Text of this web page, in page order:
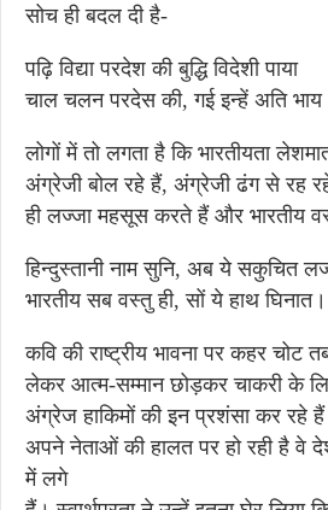
सोच ही बदल दी है-
पढ़ि विद्या परदेश की बुद्धि विदेशी पाया
चाल चलन परदेस की, गई इन्हें अति
लोगों में तो लगता है कि भारतीयता
अंग्रेजी बोल रहे हैं, अंग्रेजी ढंग से रह
ही लज्जा महसूस करते हैं और भारतीय
हिन्दुस्तानी नाम सुनि, अब ये सकुचित
भारतीय सब वस्तु ही, सों ये हाथ घिनात।
कवि की राष्ट्रीय भावना पर कहर चोट
लेकर आत्म-सम्मान छोड़कर चाकरी के
अंग्रेज हाकिमों की इन प्रशंसा कर रहे
अपने नेताओं की हालत पर हो रही है वे
में लगे